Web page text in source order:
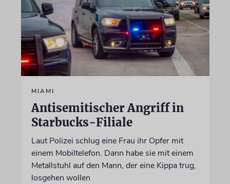
MIAMI
Antisemitischer Angriff in
Starbucks-Filiale
Laut Polizei schlug eine Frau ihr Opfer mit
einem Mobiltelefon. Dann habe sie mit einem
Metallstuhl auf den Mann, der eine Kippa trug,
losgehen wollen